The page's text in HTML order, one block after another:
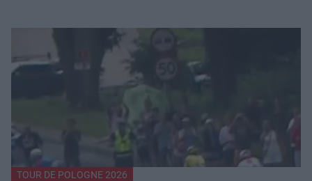
TOUR DE POLOGNE 2026